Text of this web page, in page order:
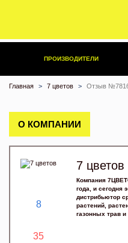
ПРОИЗВОДИТЕЛИ
Главная 7 цветов Отзыв
О КОМПАНИИ
8
35
7 цветов
Компания
года, и сегодня
дистрибьютор
растений,
газонных трав и